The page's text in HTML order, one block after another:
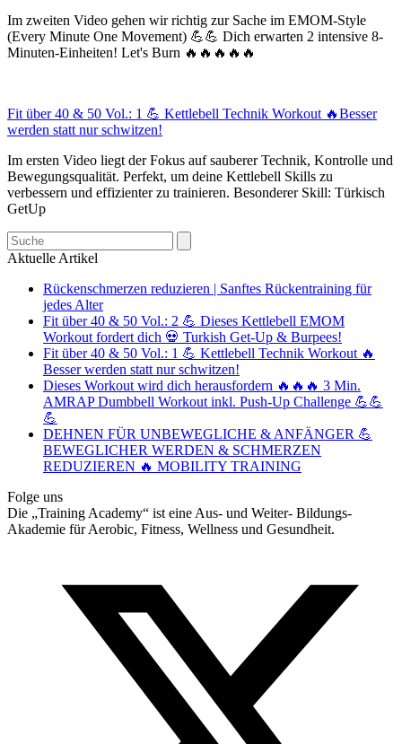
Im zweiten Video gehen wir richtig zur Sache im EMOM-Style
(Every Minute One Movement) 💪💪 Dich erwarten 2 intensive 8-
Minuten-Einheiten! Let's Burn 🔥🔥🔥🔥🔥
Fit über 40 & 50 Vol.: 1 💪 Kettlebell Technik Workout 🔥Besser
werden statt nur schwitzen!
Im ersten Video liegt der Fokus auf sauberer Technik, Kontrolle und
Bewegungsqualität. Perfekt, um deine Kettlebell Skills zu
verbessern und effizienter zu trainieren. Besonderer Skill: Türkisch
GetUp
Search
Aktuelle Artikel
Rückenschmerzen reduzieren | Sanftes Rückentraining für
jedes Alter
Fit über 40 & 50 Vol.: 2 💪 Dieses Kettlebell EMOM
Workout fordert dich 💀 Turkish Get-Up & Burpees!
Fit über 40 & 50 Vol.: 1 💪 Kettlebell Technik Workout 🔥
Besser werden statt nur schwitzen!
Dieses Workout wird dich herausfordern 🔥🔥🔥 3 Min.
AMRAP Dumbbell Workout inkl. Push-Up Challenge 💪💪
💪
DEHNEN FÜR UNBEWEGLICHE & ANFÄNGER 💪
BEWEGLICHER WERDEN & SCHMERZEN
REDUZIEREN 🔥 MOBILITY TRAINING
Folge uns
Die „Training Academy“ ist eine Aus- und Weiter- Bildungs-
Akademie für Aerobic, Fitness, Wellness und Gesundheit.